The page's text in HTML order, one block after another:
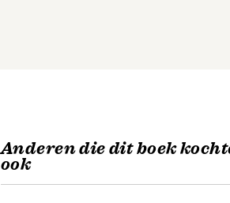
Anderen die dit boek
ook